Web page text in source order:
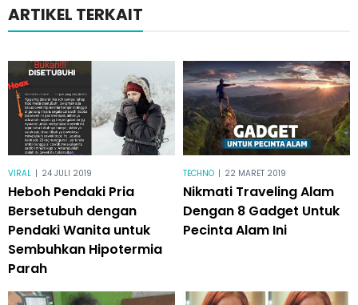
ARTIKEL TERKAIT
VIRAL | 24 JULI 2019
Heboh Pendaki Pria
Bersetubuh dengan
Pendaki Wanita untuk
Sembuhkan Hipotermia
Parah
TECHNO | 22 MARET 2019
Nikmati Traveling Alam
Dengan 8 Gadget Untuk
Pecinta Alam Ini